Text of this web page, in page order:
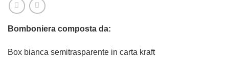
Bomboniera composta da:
Box bianca semitrasparente in carta kraft